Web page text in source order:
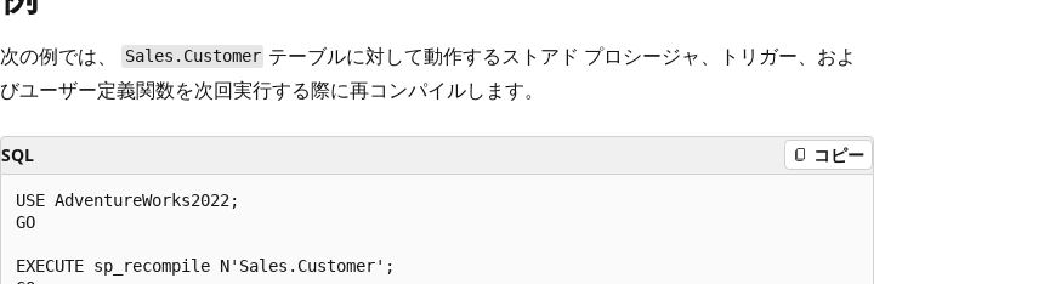
次の例では、 Sales.Customer テーブルに対して動作するストアド プロシージャ、トリガー、およ
びユーザー定義関数を次回実行する際に再コンパイルします。
SQL コピー
USE AdventureWorks2022;
GO
EXECUTE sp_recompile N'Sales.Customer';